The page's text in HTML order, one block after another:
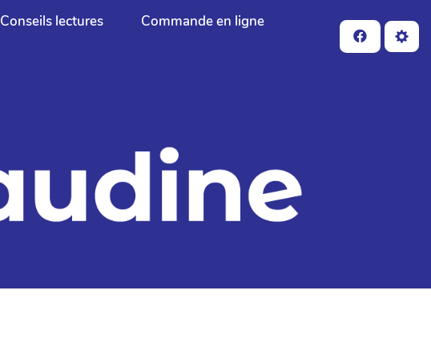
Conseils lectures
Commande en ligne